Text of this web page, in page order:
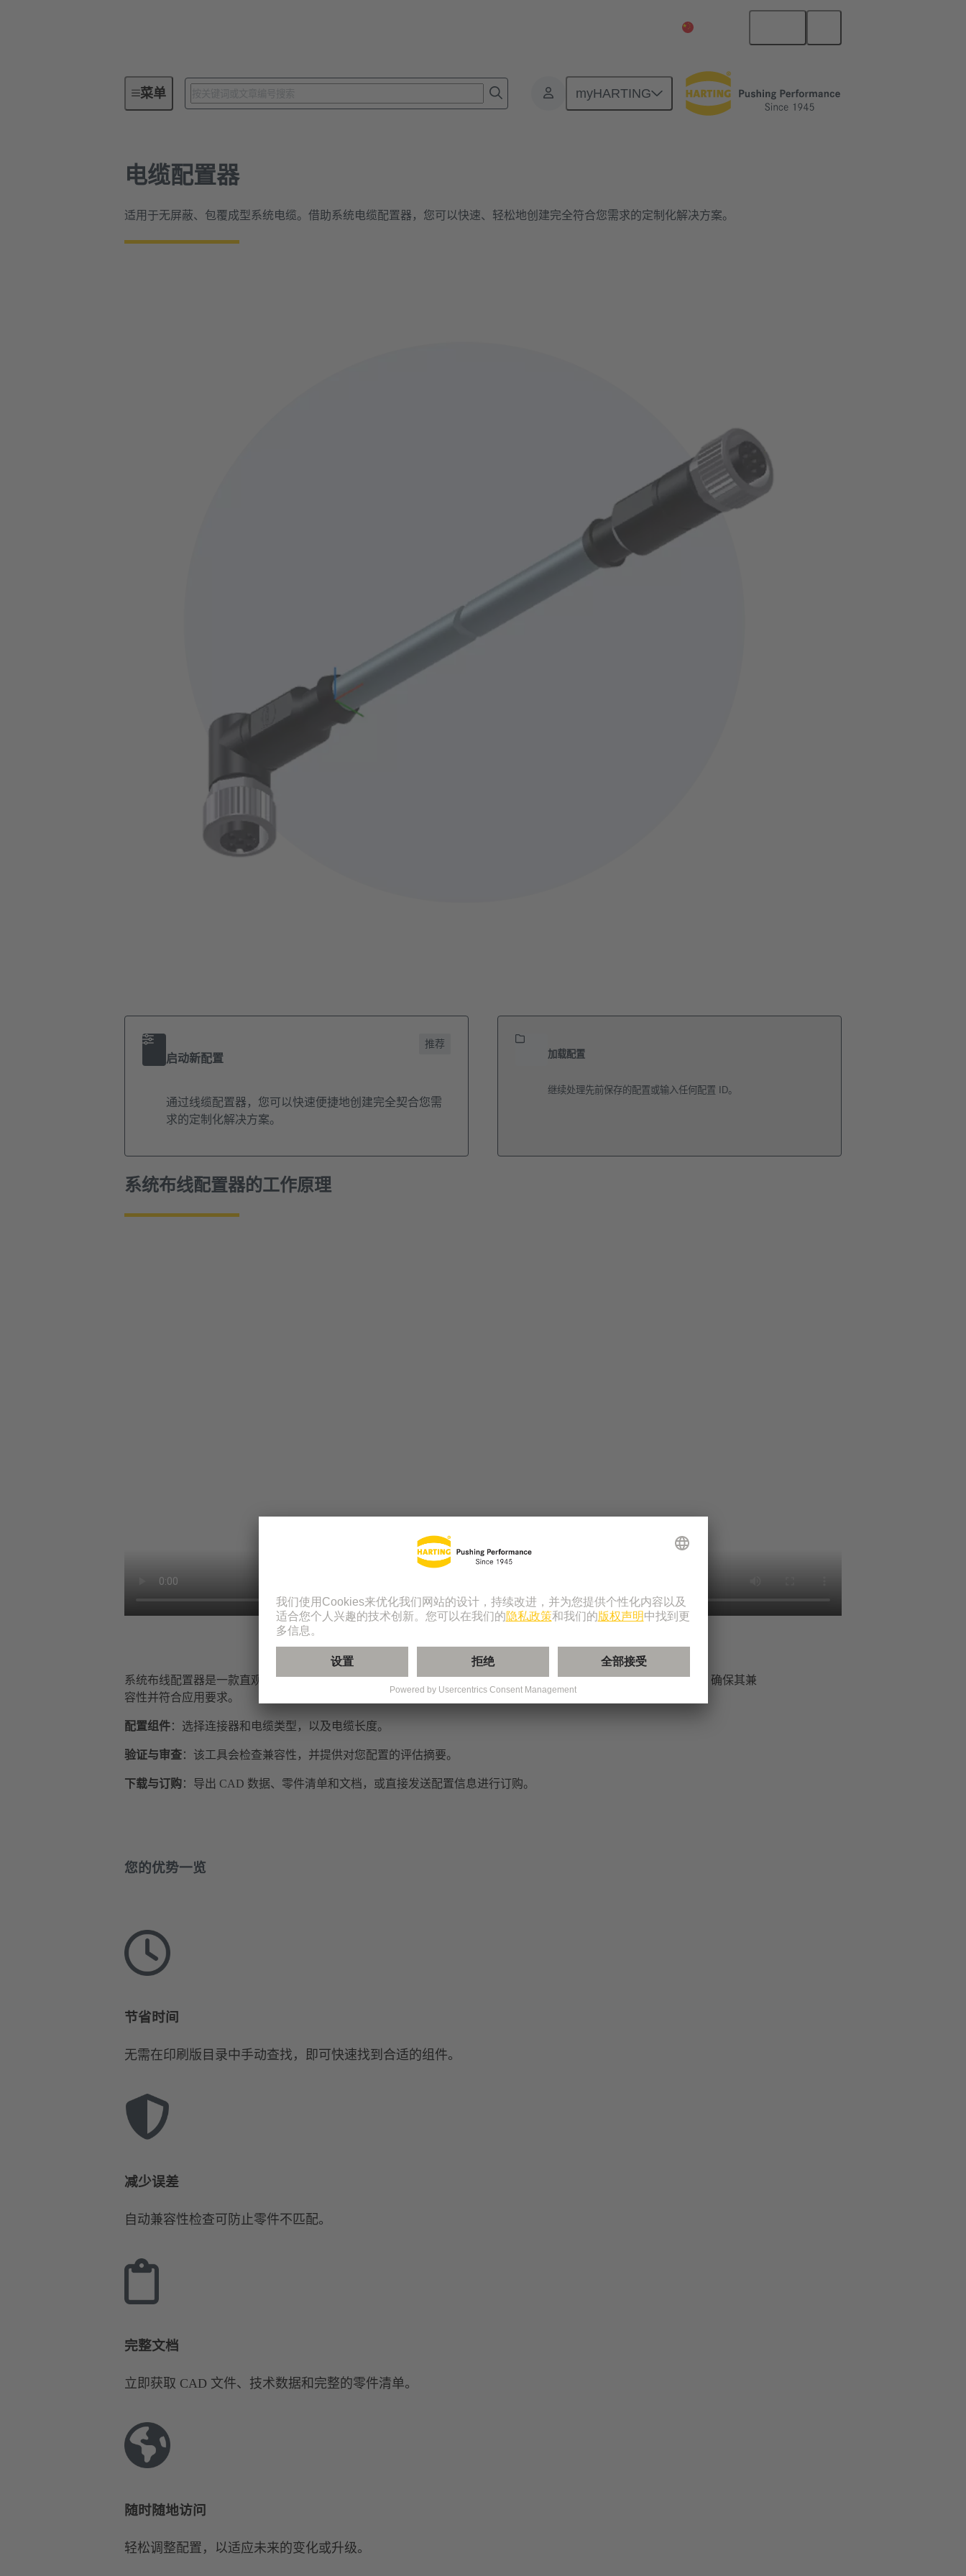
菜单 myHARTING
电缆配置器
适用于无屏蔽、包覆成型系统电缆。借助系统电缆配置器，您可以快速、轻松地创建完全符合您需求的定制化解决方案。
启动新配置
推荐
通过线缆配置器，您可以快速便捷地创建完全契合您需
求的定制化解决方案。
加载配置
继续处理先前保存的配置或输入任何配置 ID。
系统布线配置器的工作原理
系统布线配置器是一款直观的在线工具，可帮助您逐步设计和定制您的系统布线解决方案。您可以选择所需的组件，确保其兼
容性并符合应用要求。
配置组件：选择连接器和电缆类型，以及电缆长度。
验证与审查：该工具会检查兼容性，并提供对您配置的评估摘要。
下载与订购：导出 CAD 数据、零件清单和文档，或直接发送配置信息进行订购。
您的优势一览
节省时间
无需在印刷版目录中手动查找，即可快速找到合适的组件。
减少误差
自动兼容性检查可防止零件不匹配。
完整文档
立即获取 CAD 文件、技术数据和完整的零件清单。
随时随地访问
轻松调整配置，以适应未来的变化或升级。